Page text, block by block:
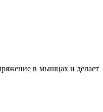
в мышцах и делает